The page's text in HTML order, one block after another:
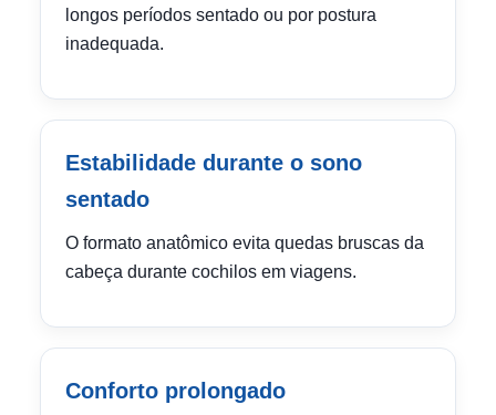
longos períodos sentado ou por postura
inadequada.
Estabilidade durante o sono
sentado
O formato anatômico evita quedas bruscas da
cabeça durante cochilos em viagens.
Conforto prolongado